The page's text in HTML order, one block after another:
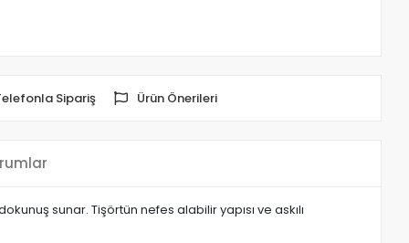
Sipariş Ürün Önerileri
sunar. Tişörtün nefes alabilir yapısı ve askılı